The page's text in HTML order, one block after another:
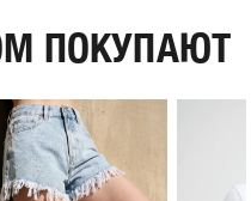
ПОКУПАЮТ